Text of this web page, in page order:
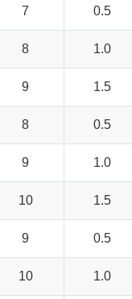
7 0.5
8 1.0
9 1.5
8 0.5
9 1.0
10 1.5
9 0.5
10 1.0